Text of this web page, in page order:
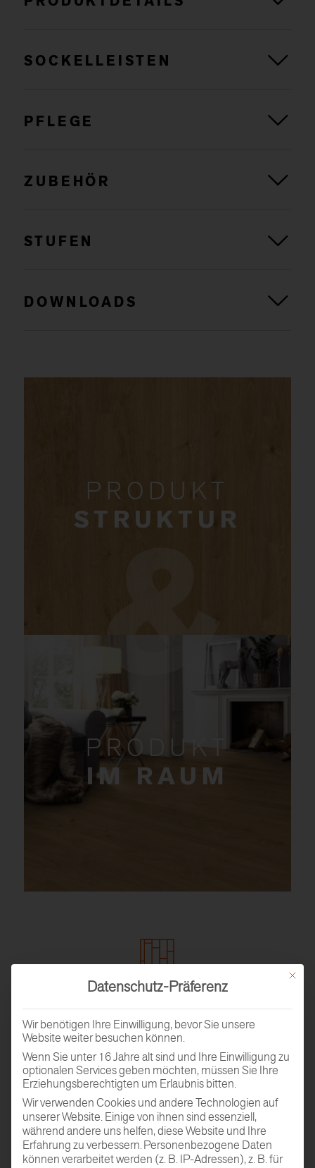
SOCKELLEISTEN
PFLEGE
ZUBEHÖR
STUFEN
DOWNLOADS
PRODUKT
STRUKTUR
PRODUKT
IM RAUM
BESTELLEN
Mit
Datenschutz-Präferenz
Wir benötigen Ihre Einwilligung, bevor Sie unsere
Website weiter besuchen können.
Wenn Sie unter 16 Jahre alt sind und Ihre Einwilligung zu
optionalen Services geben möchten, müssen Sie Ihre
Erziehungsberechtigten um Erlaubnis bitten.
Wir verwenden Cookies und andere Technologien auf
unserer Website. Einige von ihnen sind essenziell,
während andere uns helfen, diese Website und Ihre
Erfahrung zu verbessern.Personenbezogene Daten
können verarbeitet werden (z. B. IP-Adressen), z. B. für